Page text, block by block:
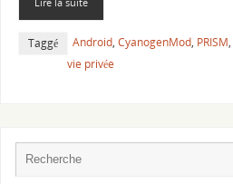
Taggé Android, CyanogenMod, PRISM,
vie privée